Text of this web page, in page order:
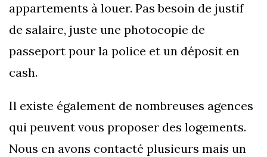
appartements à louer. Pas besoin de justif
de salaire, juste une photocopie de
passeport pour la police et un déposit en
cash.
Il existe également de nombreuses agences
qui peuvent vous proposer des logements.
Nous en avons contacté plusieurs mais un